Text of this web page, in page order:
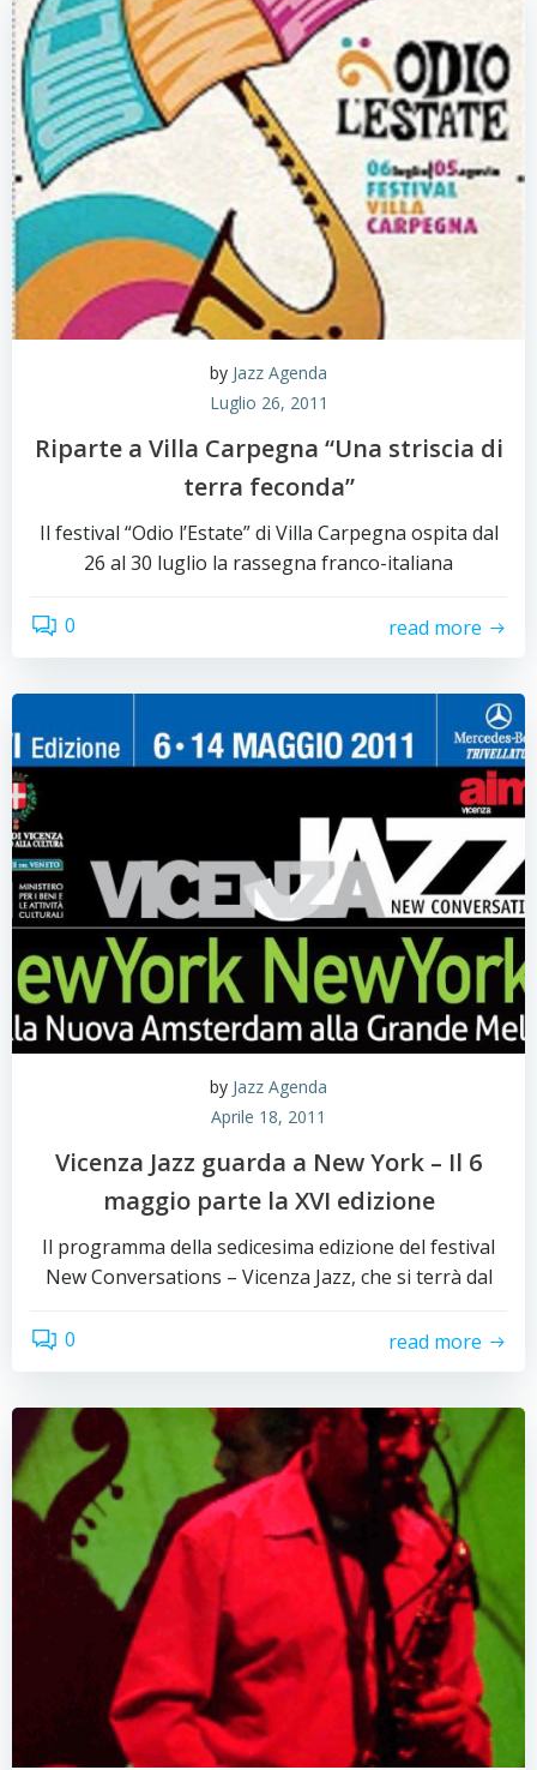
by Jazz Agenda
Luglio 26, 2011
Riparte a Villa Carpegna “Una striscia di
terra feconda”
Il festival “Odio l’Estate” di Villa Carpegna ospita dal
26 al 30 luglio la rassegna franco-italiana
0 read more
by Jazz Agenda
Aprile 18, 2011
Vicenza Jazz guarda a New York – Il 6
maggio parte la XVI edizione
Il programma della sedicesima edizione del festival
New Conversations – Vicenza Jazz, che si terrà dal
0 read more